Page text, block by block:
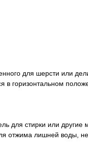
для шерсти или
горизонтальном
стирки или другие
отжима лишней воды, не